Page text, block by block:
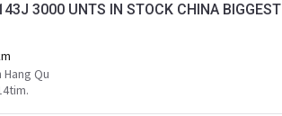
3000 UNTS IN STOCK CHINA BIGGEST
Hang Qu